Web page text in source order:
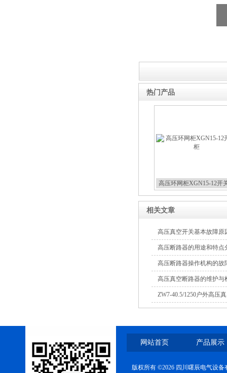
热门产品
高压环网柜XGN15-12开
相关文章
高压真空开关基本故障原
高压断路器的用途和特点
高压断路器操作机构的故
高压真空断路器的维护与
ZW7-40.5/1250户外高压
网站首页 产品展示
版权所有 ©2026 四川曙辰电气设